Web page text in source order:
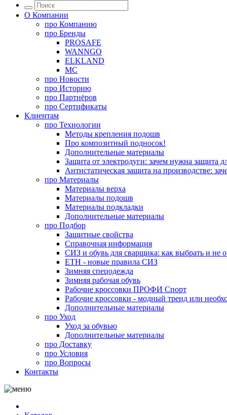
О Компании
про Компанию
про Бренды
PROSAFE
WANNGO
ELKLAND
MC
про Новости
про Историю
про Партнёров
про Сертификаты
Клиентам
про Технологии
Методы крепления подошв
Про композитный подносок!
Дополнительные материалы
Защита от электродуги: зачем нужна защита
Антистатическая защита на производстве:
про Материалы
Материалы верха
Материалы подошв
Материалы подкладки
Дополнительные материалы
про Подбор
Защитные свойства
Справочная информация
СИЗ и обувь для сварщика: как выбрать и не
ЕТН - новые правила СИЗ
Зимняя спецодежда
Зимняя рабочая обувь
Рабочие кроссовки ПРОФИ Спорт
Рабочие кроссовки - модный тренд или
Дополнительные материалы
про Уход
Уход за обувью
Дополнительные материалы
про Доставку
про Условия
про Вопросы
Контакты